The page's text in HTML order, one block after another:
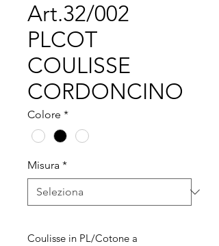
Art.32/002
PLCOT
COULISSE
CORDONCINO
Colore *
Misura *
Coulisse in PL/Cotone a